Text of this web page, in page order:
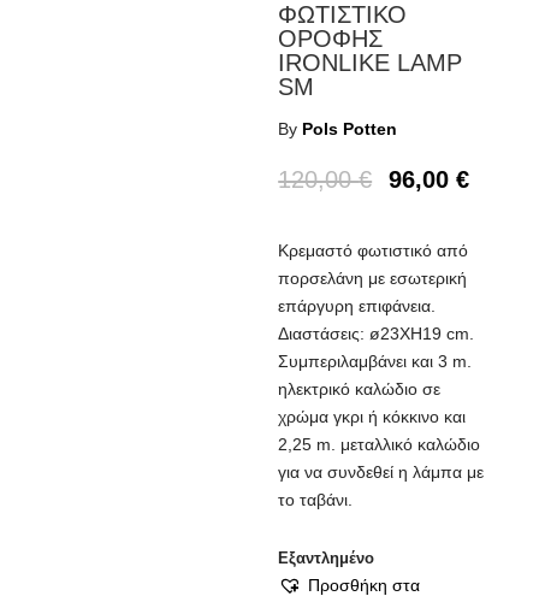
ΦΩΤΙΣΤΙΚΟ
ΟΡΟΦΗΣ
IRONLIKE LAMP
SM
By Pols Potten
120,00€ 96,00€
Κρεμαστό φωτιστικό από
πορσελάνη με εσωτερική
επάργυρη επιφάνεια.
Διαστάσεις: ø23ΧH19 cm.
Συμπεριλαμβάνει και 3 m.
ηλεκτρικό καλώδιο σε
χρώμα γκρι ή κόκκινο και
2,25 m. μεταλλικό καλώδιο
για να συνδεθεί η λάμπα με
το ταβάνι.
Εξαντλημένο
Προσθήκη στα